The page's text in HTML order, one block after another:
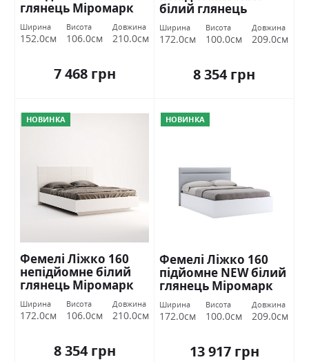
глянець Міромарк
Ширина
152.0см
Висота
106.0см
Довжина
210.0см
7 468 грн
білий глянець
Міромарк
Ширина
172.0см
Висота
100.0см
Довжина
209.0см
8 354 грн
НОВИНКА
Фемелі Ліжко 160
непідйомне білий
глянець Міромарк
Ширина
172.0см
Висота
106.0см
Довжина
210.0см
8 354 грн
НОВИНКА
Фемелі Ліжко 160
підйомне NEW білий
глянець Міромарк
Ширина
172.0см
Висота
100.0см
Довжина
209.0см
13 917 грн